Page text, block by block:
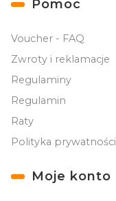
Pomoc
Voucher - FAQ
Zwroty i reklamacje
Regulaminy
Regulamin
Raty
Polityka prywatności
Moje konto